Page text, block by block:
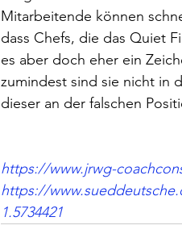
Mitarbeitende können
dass Chefs, die das Quiet
es aber doch eher ein
zumindest sind sie nicht in
dieser an der falschen
https://www.jrwg-
https://
1.5734421